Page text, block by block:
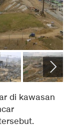
di kawasan